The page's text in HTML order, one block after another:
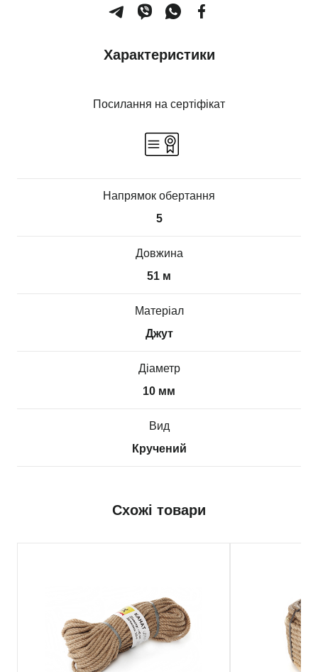
Характеристики
Посилання на сертіфікат
Напрямок обертання
5
Довжина
51 м
Матеріал
Джут
Діаметр
10 мм
Вид
Кручений
Схожі товари